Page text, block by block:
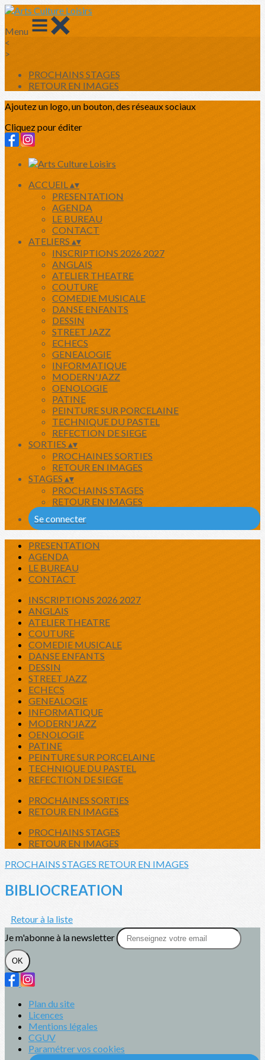
Menu
<
>
PROCHAINS STAGES
RETOUR EN IMAGES
Ajoutez un logo, un bouton, des réseaux sociaux
Cliquez pour éditer
ACCUEIL▴▾
PRESENTATION
AGENDA
LE BUREAU
CONTACT
ATELIERS ▴▾
INSCRIPTIONS 2026 2027
ANGLAIS
ATELIER THEATRE
COUTURE
COMEDIE MUSICALE
DANSE ENFANTS
DESSIN
STREET JAZZ
ECHECS
GENEALOGIE
INFORMATIQUE
MODERN'JAZZ
OENOLOGIE
PATINE
PEINTURE SUR PORCELAINE
TECHNIQUE DU PASTEL
REFECTION DE SIEGE
SORTIES ▴▾
PROCHAINES SORTIES
RETOUR EN IMAGES
STAGES ▴▾
PROCHAINS STAGES
RETOUR EN IMAGES
Se connecter
PRESENTATION
AGENDA
LE BUREAU
CONTACT
INSCRIPTIONS 2026 2027
ANGLAIS
ATELIER THEATRE
COUTURE
COMEDIE MUSICALE
DANSE ENFANTS
DESSIN
STREET JAZZ
ECHECS
GENEALOGIE
INFORMATIQUE
MODERN'JAZZ
OENOLOGIE
PATINE
PEINTURE SUR PORCELAINE
TECHNIQUE DU PASTEL
REFECTION DE SIEGE
PROCHAINES SORTIES
RETOUR EN IMAGES
PROCHAINS STAGES
RETOUR EN IMAGES
PROCHAINS STAGES RETOUR EN IMAGES
BIBLIOCREATION
Retour à la liste
Je m'abonne à la newsletter
OK
Plan du site
Licences
Mentions légales
CGUV
Paramétrer vos cookies